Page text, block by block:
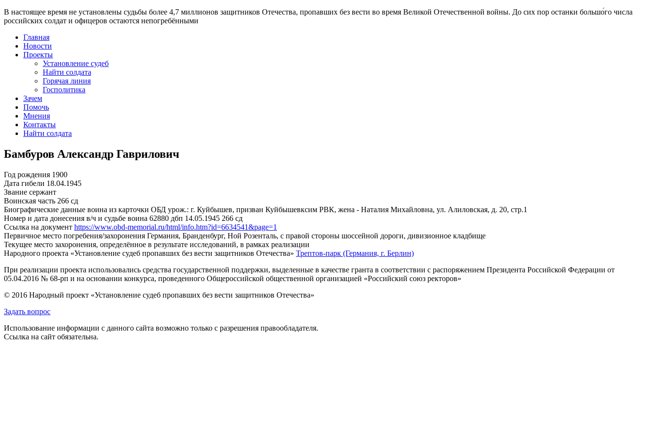
В настоящее время не установлены судьбы более 4,7 миллионов защитников Отечества, пропавших без вести во время Великой Отечественной войны. До сих пор останки большо́го числа
российских солдат и офицеров остаются непогребёнными
Главная
Новости
Проекты
Установление судеб
Найти солдата
Горячая линия
Госполитика
Зачем
Помочь
Мнения
Контакты
Найти солдата
Бамбуров Александр Гаврилович
Год рождения 1900
Дата гибели 18.04.1945
Звание сержант
Воинская часть 266 сд
Биографические данные воина из карточки ОБД урож.: г. Куйбышев, призван Куйбышевксим РВК, жена - Наталия Михайловна, ул. Алиловская, д. 20, стр.1
Номер и дата донесения в/ч и судьбе воина 62880 дбп 14.05.1945 266 сд
Ссылка на документ https://www.obd-memorial.ru/html/info.htm?id=6634541&page=1
Первичное место погребения/захоронения Германия, Бранденбург, Ной Розенталь, с правой стороны шоссейной дороги, дивизионное кладбище
Текущее место захоронения, определённое в результате исследований, в рамках реализации
Народного проекта «Установление судеб пропавших без вести защитников Отечества» Трептов-парк (Германия, г. Берлин)
При реализации проекта использовались средства государственной поддержки, выделенные в качестве гранта в соответствии с распоряжением Президента Российской Федерации от
05.04.2016 № 68-рп и на основании конкурса, проведенного Общероссийской общественной организацией «Российский союз ректоров»
© 2016 Народный проект «Установление судеб пропавших без вести защитников Отечества»
Задать вопрос
Использование информации с данного сайта возможно только с разрешения правообладателя.
Ссылка на сайт обязательна.